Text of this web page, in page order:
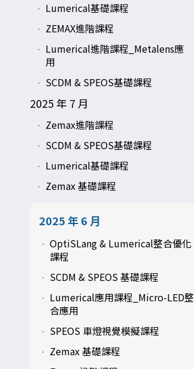
Lumerical基礎課程
ZEMAX進階課程
Lumerical進階課程_Metalens應
用
SCDM & SPEOS基礎課程
2025 年 7 月
Zemax進階課程
SCDM & SPEOS基礎課程
Lumerical基礎課程
Zemax 基礎課程
2025 年 6 月
OptiSLang & Lumerical整合優化
課程
SCDM & SPEOS 基礎課程
Lumerical應用課程_Micro-LED整
合應用
SPEOS 車燈視覺模擬課程
Zemax 基礎課程